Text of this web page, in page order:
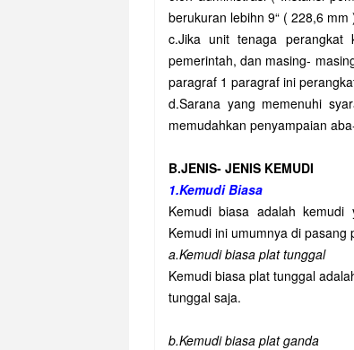
berukuran lebihn 9“ ( 228,6 mm
c.Jika unit tenaga perangkat
pemerintah, dan masing-
paragraf 1 paragraf ini
d.Sarana yang memenuhi
memudahkan penyampaian
B.JENIS- JENIS KEMUDI
1.Kemudi Biasa
Kemudi biasa adalah
Kemudi ini umumnya di
a.Kemudi biasa plat tunggal
Kemudi biasa plat tunggal
tunggal saja.
b.Kemudi biasa plat ganda